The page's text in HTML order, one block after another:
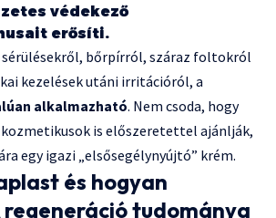
védekező
erősíti.
sérülésekről, bőrpírról, száraz foltokról
kezelések utáni irritációról, a
alkalmazható. Nem csoda, hogy
kozmetikusok is előszeretettel ajánlják,
egy igazi „elsősegélynyújtó” krém.
és hogyan
regeneráció tudománya